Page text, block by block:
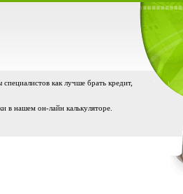
как лучше брать кредит,
в нашем он-лайн калькуляторе.